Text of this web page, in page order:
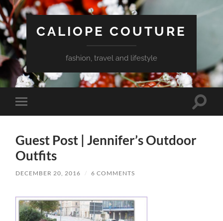
CALIOPE COUTURE
fashion, travel and lifestyle
Toggle
mobile
Toggle
Guest Post | Jennifer’s Outdoor
Outfits
DECEMBER 20, 2016 / 6 COMMENTS